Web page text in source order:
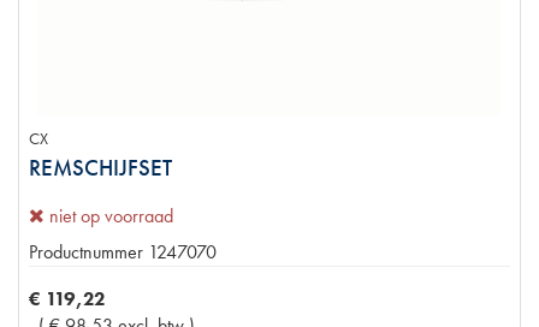
CX
REMSCHIJFSET
niet op voorraad
Productnummer 1247070
€ 119,22